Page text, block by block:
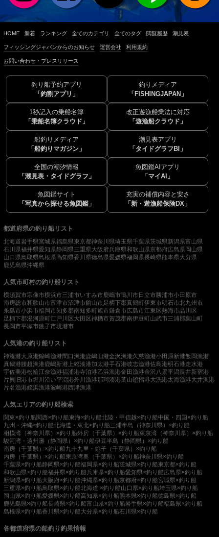
HOME 新着 ランキング 全てのカテゴリ 全てのタグ 閲覧履歴 潮見表
フィッシングジャパンからのお知らせ 運営会社 利用規約
お問い合わせ・プレスリリース
釣り船予約アプリ
「釣割アプリ」
釣りメディア
「FISHINGJAPAN」
1秒記入の乗船名簿
「乗船名簿クラウド」
改正遊漁船業法に対応
「遊漁船クラウド」
船釣りメディア
「船釣りマガジン」
潮見表アプリ
「タイドグラフBI」
全国の潮汐情報
「潮見表・タイドグラフ」
魚図鑑AIアプリ
「マイAI」
魚図鑑サイト
「写真から探せる魚図鑑」
充実の補償内容と安さ
「新・遊漁船保険DX」
都道府県の釣り船リスト
北海道岩手県宮城県福島県東京都神奈川県埼玉県千葉県茨城県新潟県富山県
石川県福井県愛知県静岡県三重県大阪府兵庫県和歌山県京都府広島県岡山県
山口県鳥取県島根県高知県香川県徳島県愛媛県福岡県長崎県熊本県大分県
鹿児島県沖縄県
人気市町村の釣り船リスト
横須賀市宗像市横浜市三浦市いすみ市鹿嶋市鴨川市日立市勝浦市小田原市
南房総市和歌山市富津市沼津市館山市足柄下郡真鶴町伊東市明石市北九州市
糸島市小浜市福岡市知多郡南知多町旭市鎌倉市広島市江東区熱海市品川区
足柄下郡湯河原町江戸川区大田区神栖市賀茂郡南伊豆町山武市三浦郡葉山町
長岡市平塚市銚子市境港市
人気港の釣り船リスト
神湊港大原港鐘崎漁港間口漁港 鹿嶋旧港金沢漁港久慈漁港小田原新港飯岡漁港
真鶴港腰越漁港 鹿嶋新港 上総湊港加太港手石港岐志漁港佐島港明石港走水港
宇佐美港松輪江奈漁港福浦港寺泊港乙浜漁港金田漁港金沢八景平潟長井新宿港
片貝旧港市堀川沿い平潟港外川漁港那珂湊港葉山鐙摺港大洗港太海漁港大井漁港
片名漁港姪浜漁港波崎港西津漁港
人気エリアの釣り船検索
関東×釣り船関西×釣り船東海×釣り船北陸・甲信越×釣り船中国・四国×釣り船
九州・沖縄×釣り船北海道・東北×釣り船三浦半島（神奈川県）×釣り船
相模湾（神奈川県）×釣り船外房（千葉県）×釣り船東京湾（神奈川県）×釣り船
駿河湾・遠州灘（静岡県）×釣り船伊豆半島（静岡県）×釣り船
南房（千葉県）×釣り船九十九里・銚子（千葉県）×釣り船
内房（千葉県）×釣り船東京湾奥（千葉県）×釣り船神奈川県×釣り船
千葉県×釣り船静岡県×釣り船福岡県×釣り船茨城県×釣り船東京都×釣り船
和歌山県×釣り船福井県×釣り船兵庫県×釣り船愛知県×釣り船広島県×釣り船
新潟県×釣り船大阪府×釣り船沖縄県×釣り船京都府×釣り船宮城県×釣り船
三重県×釣り船鳥取県×釣り船北海道 ×釣り船山口県×釣り船埼玉県×釣り船
岡山県×釣り船愛媛県×釣り船高知県×釣り船熊本県×釣り船徳島県×釣り船
鹿児島県×釣り船長崎県×釣り船富山県×釣り船岩手県×釣り船福島県×釣り船
島根県×釣り船香川県×釣り船大分県×釣り船石川県×釣り船
各都道府県の船釣り釣果情報